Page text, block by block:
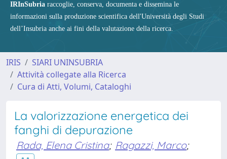
IRInSubria raccoglie, conserva, documenta e dissemina le
informazioni sulla produzione scientifica dell'Università degli Studi
dell’Insubria anche ai fini della valutazione della ricerca.
IRIS
SIARI UNINSUBRIA
Attività collegate alla Ricerca
Cura di Atti, Volumi, Cataloghi
La valorizzazione energetica dei
fanghi di depurazione
Rada, Elena Cristina; Ragazzi, Marco;